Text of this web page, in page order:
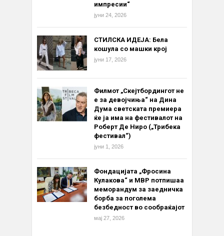
импресии“
јуни 24, 2026
СТИЛСКА ИДЕЈА: Бела
кошула со машки крој
јуни 17, 2026
Филмот „Скејтбордингот не
е за девојчиња“ на Дина
Дума светската премиера
ќе ја има на фестивалот на
Роберт Де Ниро („Трибека
фестивал“)
јуни 1, 2026
Фондацијата „Фросина
Кулакова“ и МВР потпишаа
меморандум за заедничка
борба за поголема
безбедност во сообраќајот
мај 27, 2026